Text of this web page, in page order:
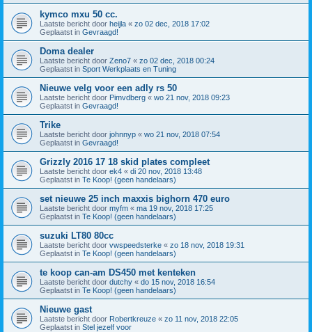
kymco mxu 50 cc.
Laatste bericht door heijla « zo 02 dec, 2018 17:02
Geplaatst in Gevraagd!
Doma dealer
Laatste bericht door Zeno7 « zo 02 dec, 2018 00:24
Geplaatst in Sport Werkplaats en Tuning
Nieuwe velg voor een adly rs 50
Laatste bericht door Pimvdberg « wo 21 nov, 2018 09:23
Geplaatst in Gevraagd!
Trike
Laatste bericht door johnnyp « wo 21 nov, 2018 07:54
Geplaatst in Gevraagd!
Grizzly 2016 17 18 skid plates compleet
Laatste bericht door ek4 « di 20 nov, 2018 13:48
Geplaatst in Te Koop! (geen handelaars)
set nieuwe 25 inch maxxis bighorn 470 euro
Laatste bericht door myfm « ma 19 nov, 2018 17:25
Geplaatst in Te Koop! (geen handelaars)
suzuki LT80 80cc
Laatste bericht door vwspeedsterke « zo 18 nov, 2018 19:31
Geplaatst in Te Koop! (geen handelaars)
te koop can-am DS450 met kenteken
Laatste bericht door dutchy « do 15 nov, 2018 16:54
Geplaatst in Te Koop! (geen handelaars)
Nieuwe gast
Laatste bericht door Robertkreuze « zo 11 nov, 2018 22:05
Geplaatst in Stel jezelf voor